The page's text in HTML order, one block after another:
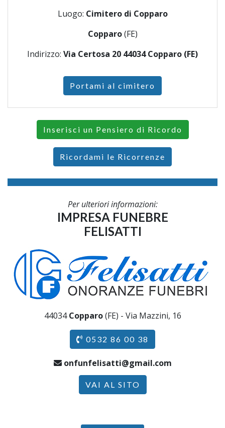
Luogo: Cimitero di Copparo
Copparo(FE)
Indirizzo: Via Certosa 20 44034 Copparo (FE)
Portami al cimitero
Inserisci un Pensiero di Ricordo
Ricordami le Ricorrenze
Per ulteriori informazioni:
IMPRESA FUNEBRE
FELISATTI
44034Copparo(FE) - Via Mazzini, 16
0532 86 00 38
onfunfelisatti@gmail.com
VAI AL SITO